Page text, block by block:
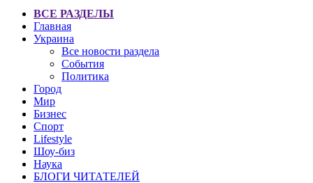
ВСЕ РАЗДЕЛЫ
Главная
Украина
Все новости раздела
События
Политика
Город
Мир
Бизнес
Спорт
Lifestyle
Шоу-биз
Наука
БЛОГИ ЧИТАТЕЛЕЙ